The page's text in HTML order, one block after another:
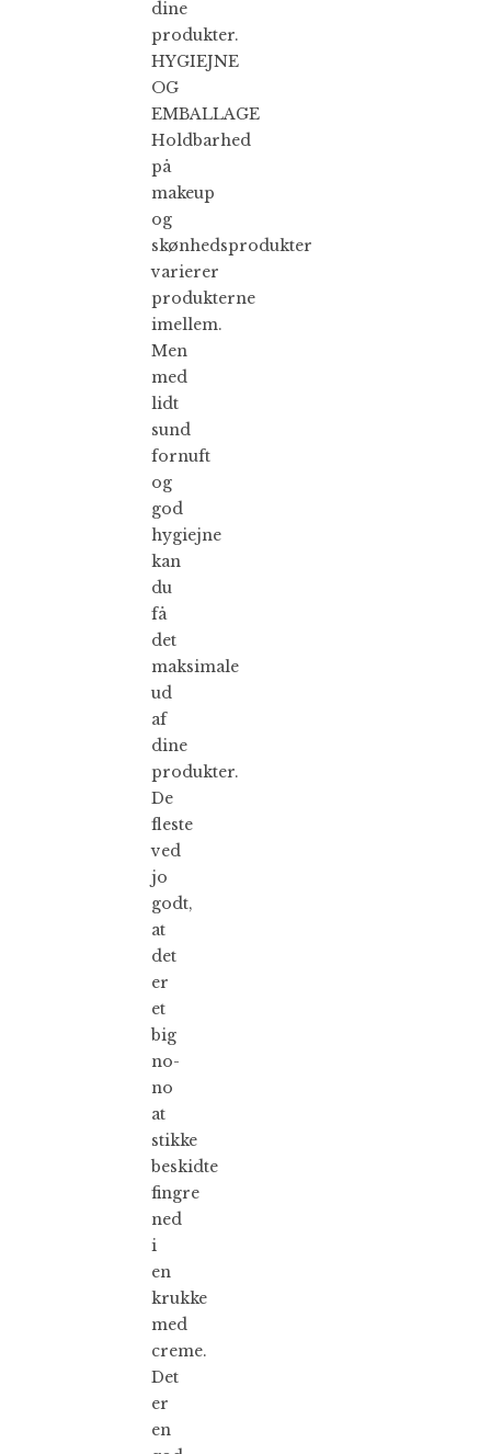
dine
produkter.
HYGIEJNE
OG
EMBALLAGE
Holdbarhed
på
makeup
og
skønhedsprodukter
varierer
produkterne
imellem.
Men
med
lidt
sund
fornuft
og
god
hygiejne
kan
du
få
det
maksimale
ud
af
dine
produkter.
De
fleste
ved
jo
godt,
at
det
er
et
big
no-
no
at
stikke
beskidte
fingre
ned
i
en
krukke
med
creme.
Det
er
en